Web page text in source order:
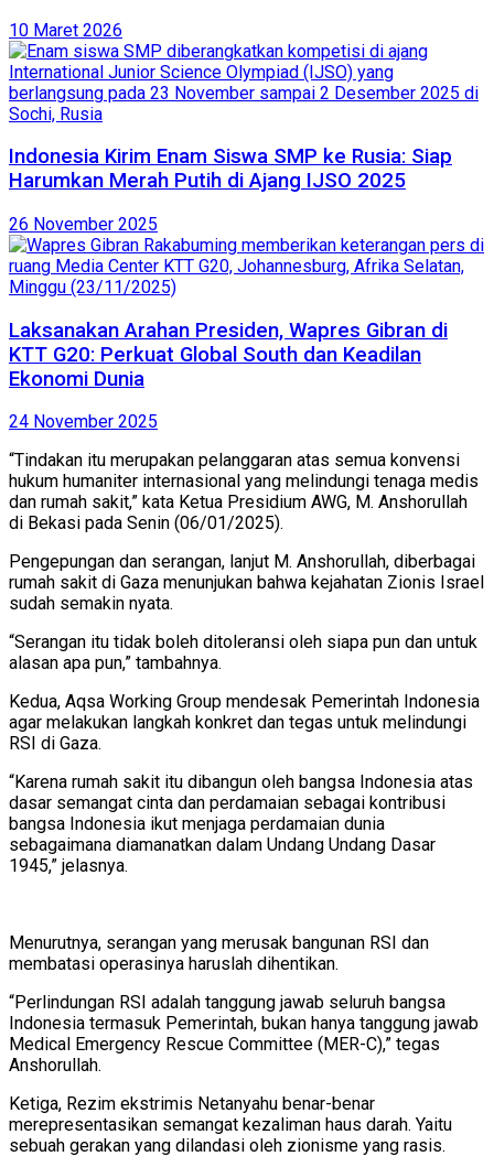
10 Maret 2026
Indonesia Kirim Enam Siswa SMP ke Rusia: Siap
Harumkan Merah Putih di Ajang IJSO 2025
26 November 2025
Laksanakan Arahan Presiden, Wapres Gibran di
KTT G20: Perkuat Global South dan Keadilan
Ekonomi Dunia
24 November 2025
“Tindakan itu merupakan pelanggaran atas semua konvensi
hukum humaniter internasional yang melindungi tenaga medis
dan rumah sakit,” kata Ketua Presidium AWG, M. Anshorullah
di Bekasi pada Senin (06/01/2025).
Pengepungan dan serangan, lanjut M. Anshorullah, diberbagai
rumah sakit di Gaza menunjukan bahwa kejahatan Zionis Israel
sudah semakin nyata.
“Serangan itu tidak boleh ditoleransi oleh siapa pun dan untuk
alasan apa pun,” tambahnya.
Kedua, Aqsa Working Group mendesak Pemerintah Indonesia
agar melakukan langkah konkret dan tegas untuk melindungi
RSI di Gaza.
“Karena rumah sakit itu dibangun oleh bangsa Indonesia atas
dasar semangat cinta dan perdamaian sebagai kontribusi
bangsa Indonesia ikut menjaga perdamaian dunia
sebagaimana diamanatkan dalam Undang Undang Dasar
1945,” jelasnya.
Menurutnya, serangan yang merusak bangunan RSI dan
membatasi operasinya haruslah dihentikan.
“Perlindungan RSI adalah tanggung jawab seluruh bangsa
Indonesia termasuk Pemerintah, bukan hanya tanggung jawab
Medical Emergency Rescue Committee (MER-C),” tegas
Anshorullah.
Ketiga, Rezim ekstrimis Netanyahu benar-benar
merepresentasikan semangat kezaliman haus darah. Yaitu
sebuah gerakan yang dilandasi oleh zionisme yang rasis.